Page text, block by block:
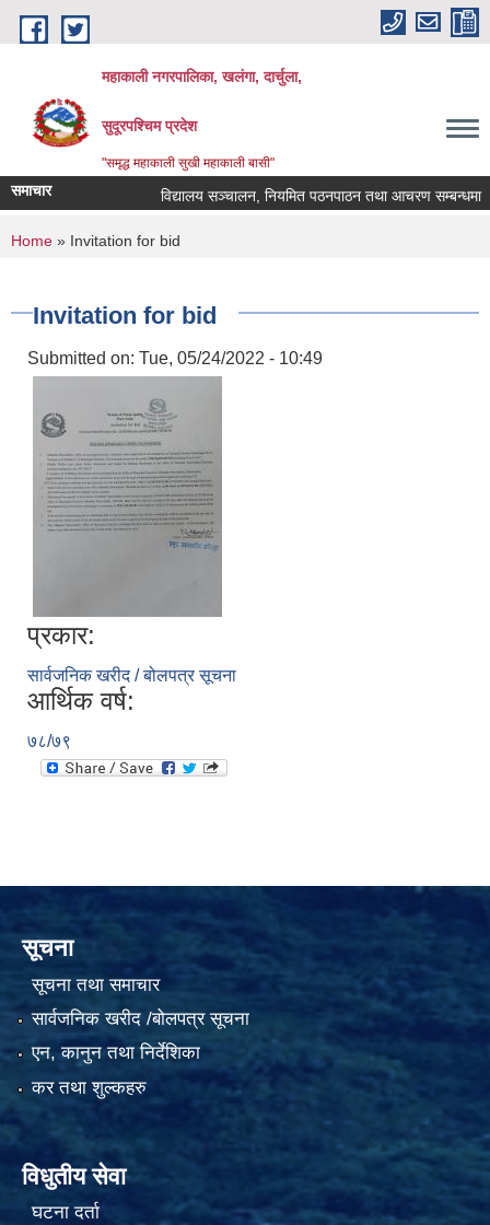
Skip to main content
महाकाली नगरपालिका, खलंगा, दार्चुला,
सुदूरपश्चिम प्रदेश
"समृद्ध महाकाली सुखी महाकाली बासी"
समाचार विद्यालय सञ्चालन, नियमित पठनपाठन तथा आचरण सम्बन्धमा
You are here
Home » Invitation for bid
Invitation for bid
Submitted on: Tue, 05/24/2022 - 10:49
प्रकार:
सार्वजनिक खरीद / बोलपत्र सूचना
आर्थिक वर्ष:
७८/७९
सूचना
सूचना तथा समाचार
सार्वजनिक खरीद /बोलपत्र सूचना
एन, कानुन तथा निर्देशिका
कर तथा शुल्कहरु
विधुतीय सेवा
घटना दर्ता